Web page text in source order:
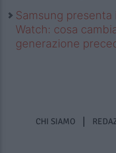
Samsung presenta
Watch: cosa
generazione
CHI SIAMO